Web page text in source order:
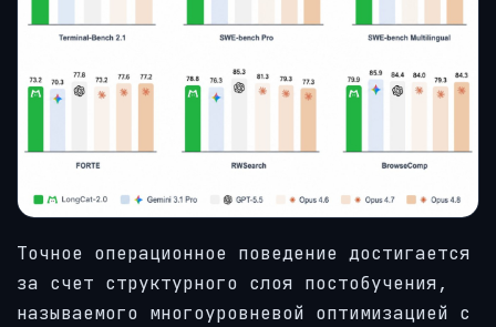
Точное операционное поведение достигается
за счет структурного слоя постобучения,
называемого многоуровневой оптимизацией с